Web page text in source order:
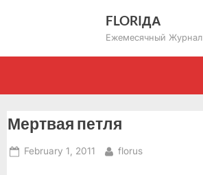
FLORIДА
Ежемесячный Журнал
Мертвая петля
Posted
February 1, 2011 By
florus